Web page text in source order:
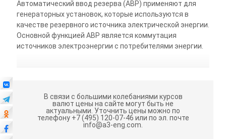
Автоматический ввод резерва (АВР) применяют для
генераторных установок, которые используются в
качестве резервного источника электрической энергии.
Основной функцией АВР является коммутация
источников электроэнергии с потребителями энергии.
В связи с большими колебаниями курсов
валют цены на сайте могут быть не
актуальными. Уточнить цены можно по
телефону +7 (495) 120-07-46 или по эл. почте
info@a3-eng.com.